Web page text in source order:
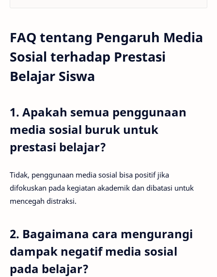
FAQ tentang Pengaruh Media
Sosial terhadap Prestasi
Belajar Siswa
1. Apakah semua penggunaan
media sosial buruk untuk
prestasi belajar?
Tidak, penggunaan media sosial bisa positif jika
difokuskan pada kegiatan akademik dan dibatasi untuk
mencegah distraksi.
2. Bagaimana cara mengurangi
dampak negatif media sosial
pada belajar?